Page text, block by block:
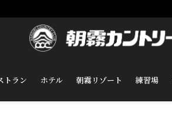
トラン ホテル 朝霧リゾート 練習場